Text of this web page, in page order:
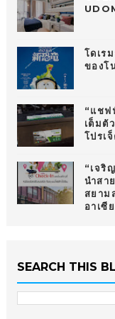
โดเร
ของโ
“แชฟ
เต็มตั
โปรเ
“เจริ
นำสา
สยาม
อาเซี
SEARCH THIS